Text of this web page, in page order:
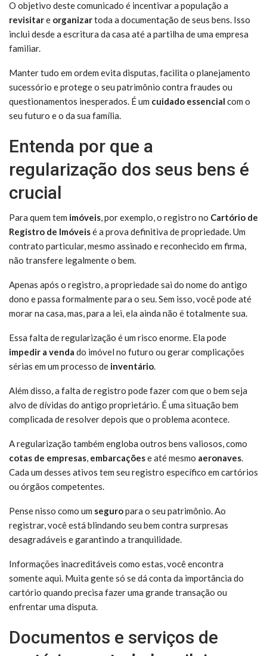
O objetivo deste comunicado é incentivar a população a
revisitare organizartoda a documentação de seus bens. Isso
inclui desde a escritura da casa até a partilha de uma empresa
familiar.
Manter tudo em ordem evita disputas, facilita o planejamento
sucessório e protege o seu patrimônio contra fraudes ou
questionamentos inesperados. É um cuidado essencial com o
seu futuro e o da sua família.
Entenda por que a
regularização dos seus bens é
crucial
Para quem tem imóveis, por exemplo, o registro no Cartório de
Registro de Imóveisé a prova definitiva de propriedade. Um
contrato particular, mesmo assinado e reconhecido em firma,
não transfere legalmente o bem.
Apenas após o registro, a propriedade sai do nome do antigo
dono e passa formalmente para o seu. Sem isso, você pode até
morar na casa, mas, para a lei, ela ainda não é totalmente sua.
Essa falta de regularização é um risco enorme. Ela pode
impedir a venda do imóvel no futuro ou gerar complicações
sérias em um processo de inventário.
Além disso, a falta de registro pode fazer com que o bem seja
alvo de dívidas do antigo proprietário. É uma situação bem
complicada de resolver depois que o problema acontece.
A regularização também engloba outros bens valiosos, como
cotas de empresas, embarcaçõese até mesmo aeronaves.
Cada um desses ativos tem seu registro específico em cartórios
ou órgãos competentes.
Pense nisso como um seguropara o seu patrimônio. Ao
registrar, você está blindando seu bem contra surpresas
desagradáveis e garantindo a tranquilidade.
Informações inacreditáveis como estas, você encontra
somente aqui. Muita gente só se dá conta da importância do
cartório quando precisa fazer uma grande transação ou
enfrentar uma disputa.
Documentos e serviços de